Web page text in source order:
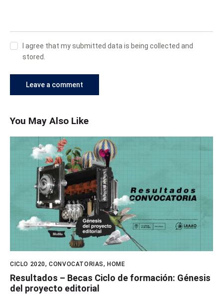
I agree that my submitted data is being collected and
stored.
You May Also Like
CICLO 2020,CONVOCATORIAS, HOME
Resultados – Becas Ciclo de formación: Génesis
del proyecto editorial